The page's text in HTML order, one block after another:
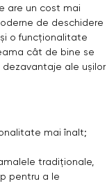
are un cost mai
de deschidere
o funcționalitate
cât de bine se
ale ușilor
mai înalt;
tradiționale,
pentru a le